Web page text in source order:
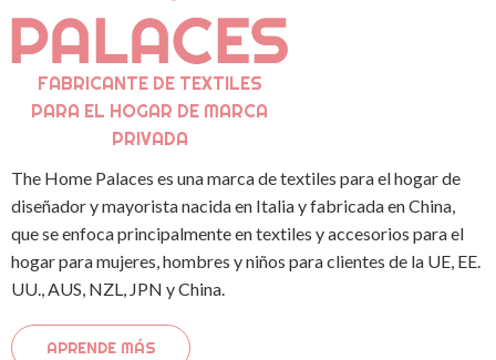
FABRICANTE DE TEXTILES
PARA EL HOGAR DE MARCA
PRIVADA
The Home Palaces es una marca de textiles para el hogar de
diseñador y mayorista nacida en Italia y fabricada en China,
que se enfoca principalmente en textiles y accesorios para el
hogar para mujeres, hombres y niños para clientes de la UE, EE.
UU., AUS, NZL, JPN y China.
APRENDE MÁS